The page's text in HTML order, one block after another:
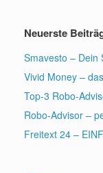
Neuerste
Smavesto – Dein
Vivid Money –
Top-3 Robo-
Robo-Advisor –
Freitext 24 –